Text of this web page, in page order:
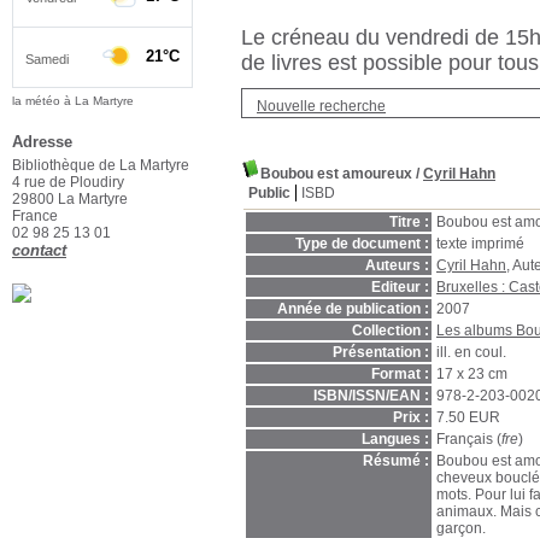
Le créneau du vendredi de
de livres est possible pour
Nouvelle recherche
Boubou est amoureux / Cyril Hahn
Public
ISBD
Titre :
Boubou est
Type de document : texte imprimé
Auteurs : Cyril Hahn,
Editeur :
Bruxelles :
Année de publication : 2007
Collection :
Les albums
Présentation : ill. en coul.
Format : 17 x 23 cm
ISBN/ISSN/EAN : 978-2-203-
Prix : 7.50 EUR
Langues :
Français (fre)
Résumé :
Boubou est
cheveux
mots. Pour lui
animaux. Mais
garçon.
la météo à La Martyre
Adresse
Bibliothèque de La Martyre
4 rue de Ploudiry
29800 La Martyre
France
02 98 25 13 01
contact